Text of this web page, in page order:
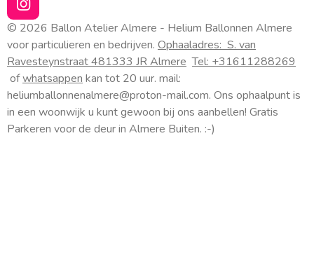
I
n
s
t
a
g
r
a
m
© 2026 Ballon Atelier Almere - Helium Ballonnen Almere
voor particulieren en bedrijven. Ophaaladres: S. van
Ravesteynstraat 481333 JR Almere Tel: +31611288269
ofwhatsappen kan tot 20 uur. mail:
heliumballonnenalmere@proton-mail.com. Ons ophaalpunt is
in een woonwijk u kunt gewoon bij ons aanbellen! Gratis
Parkeren voor de deur in Almere Buiten. :-)